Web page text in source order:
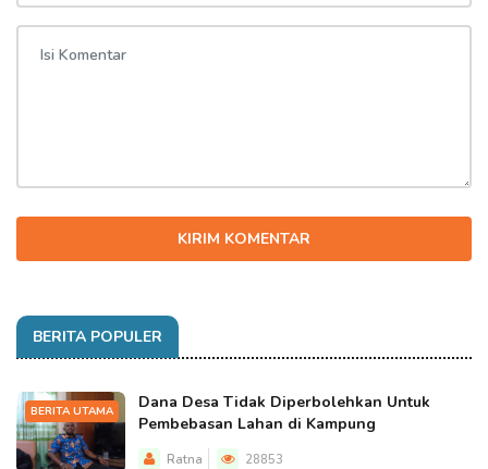
KIRIM KOMENTAR
BERITA POPULER
BERITA UTAMA
Dana Desa Tidak Diperbolehkan Untuk
Pembebasan Lahan di Kampung
Ratna 28853